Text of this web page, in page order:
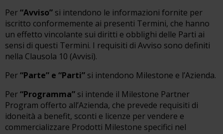
Per“Avviso” si intendono le informazioni fornite per
iscritto conformemente ai presenti Termini, che hanno
un effetto vincolante sui diritti e obblighi delle Parti ai
sensi di questi Termini. I requisiti di Avviso sono definiti
nella Clausola 10 (Avvisi).
Per“Parte” e “Parti” si intendono Milestone e l’Azienda.
Per“Programma” si intende il Milestone Partner
Program offerto all’Azienda, che prevede requisiti di
idoneità a benefit, sconti e licenze per vendere e
commercializzare Prodotti Milestone specifici nel